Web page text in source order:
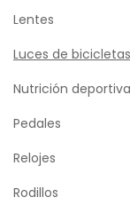
Lentes
Luces de bicicletas
Nutrición deportiva
Pedales
Relojes
Rodillos